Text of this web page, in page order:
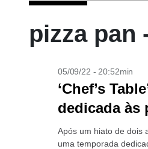
pizza pan
05/09/22 - 20:52min
‘Chef’s
dedicada às
Após um hiato de dois
uma temporada